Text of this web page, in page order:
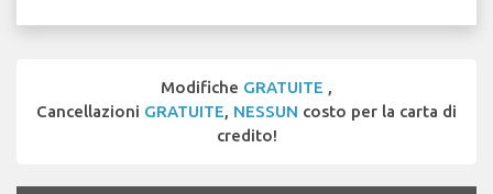
Modifiche GRATUITE ,
Cancellazioni GRATUITE, NESSUN costo per la carta di
credito!